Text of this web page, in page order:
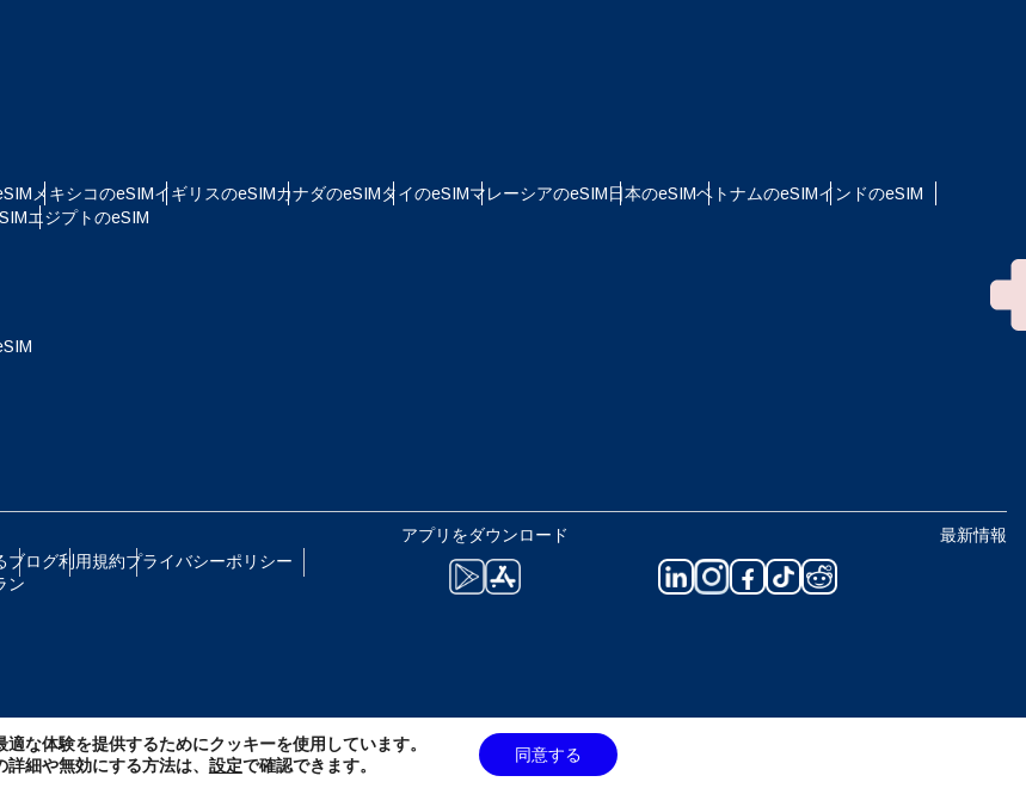
メキシコのeSIMイギリスのeSIMカナダのeSIMタイのeSIMマレーシアのeSIM日本のeSIMベトナムのeSIMインドのeSIM
エジプトのeSIM
ブログ利用規約プライバシーポリシー
ン
アプリをダウンロード 最新情報
ドル
・フラン NZD - ニュージーランド・ドル
な体験を提供するためにクッキーを使用しています。
細や無効にする方法は、 設定で確認できます。
同意する